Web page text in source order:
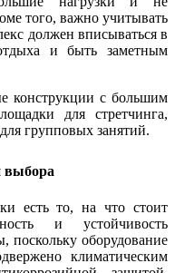
того, важно учитывать
должен вписываться в
и быть заметным
конструкции с большим
для стретчинга,
групповых занятий.
выбора
есть то, на что стоит
и устойчивость
поскольку оборудование
климатическим